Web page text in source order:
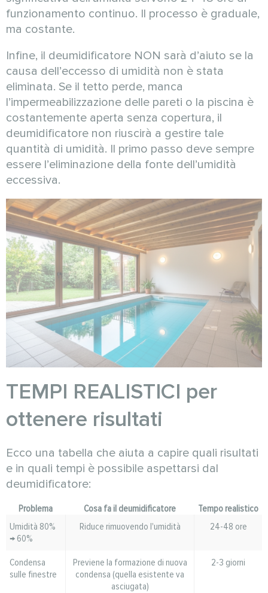
funzionamento continuo. Il processo è graduale,
ma costante.
Infine, il deumidificatore NON sarà d’aiuto se la
causa dell’eccesso di umidità non è stata
eliminata. Se il tetto perde, manca
l’impermeabilizzazione delle pareti o la piscina è
costantemente aperta senza copertura, il
deumidificatore non riuscirà a gestire tale
quantità di umidità. Il primo passo deve sempre
essere l’eliminazione della fonte dell’umidità
eccessiva.
TEMPI REALISTICI per
ottenere risultati
Ecco una tabella che aiuta a capire quali risultati
e in quali tempi è possibile aspettarsi dal
deumidificatore:
Problema Cosa fa il deumidificatore
Tempo realistico
Umidità 80%
→ 60%
Riduce rimuovendo l'umidità 24-48 ore
Condensa
sulle finestre
Previene la formazione di nuova
condensa (quella esistente va
asciugata)
2-3 giorni